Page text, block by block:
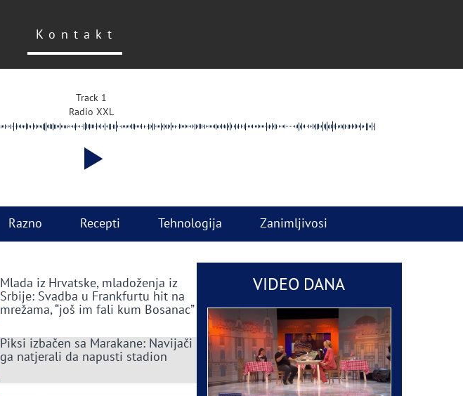
Kontakt
Track 1
Radio XXL
Razno Recepti Tehnologija Zanimljivosi
Mlada iz Hrvatske, mladoženja iz
Srbije: Svadba u Frankfurtu hit na
mrežama, “još im fali kum Bosanac”
Piksi izbačen sa Marakane: Navijači
ga natjerali da napusti stadion
VIDEO DANA